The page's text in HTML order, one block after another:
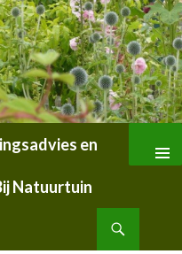
en
Natuurtuin